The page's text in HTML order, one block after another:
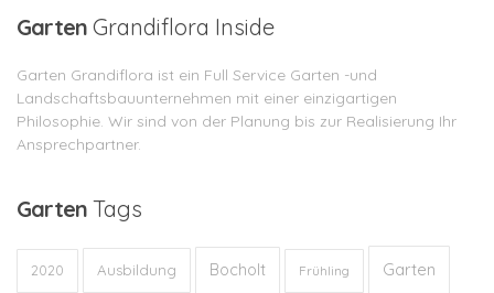
Garten Grandiflora Inside
Garten Grandiflora ist ein Full Service Garten -und
Landschaftsbauunternehmen mit einer einzigartigen
Philosophie. Wir sind von der Planung bis zur Realisierung Ihr
Ansprechpartner.
Garten Tags
2020 Ausbildung Bocholt Frühling Garten